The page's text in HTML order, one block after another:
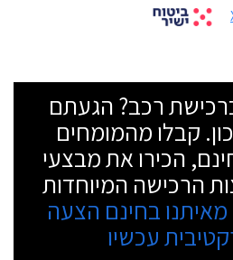
ברכישת רכב? הגעתם
קבלו מהמומחים
הכירו את מבצעי
הרכישה המיוחדות
מאיתנו בחינם הצעה
עכשיו